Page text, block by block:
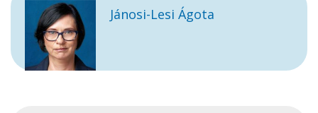
Jánosi-Lesi Ágota